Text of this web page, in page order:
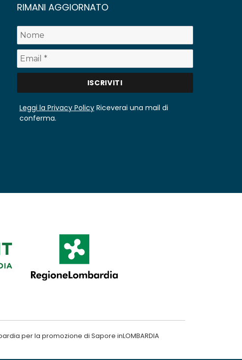
RIMANI AGGIORNATO
Leggi la Privacy PolicyRiceverai una mail di
conferma.
per la promozione di Sapore inLOMBARDIA